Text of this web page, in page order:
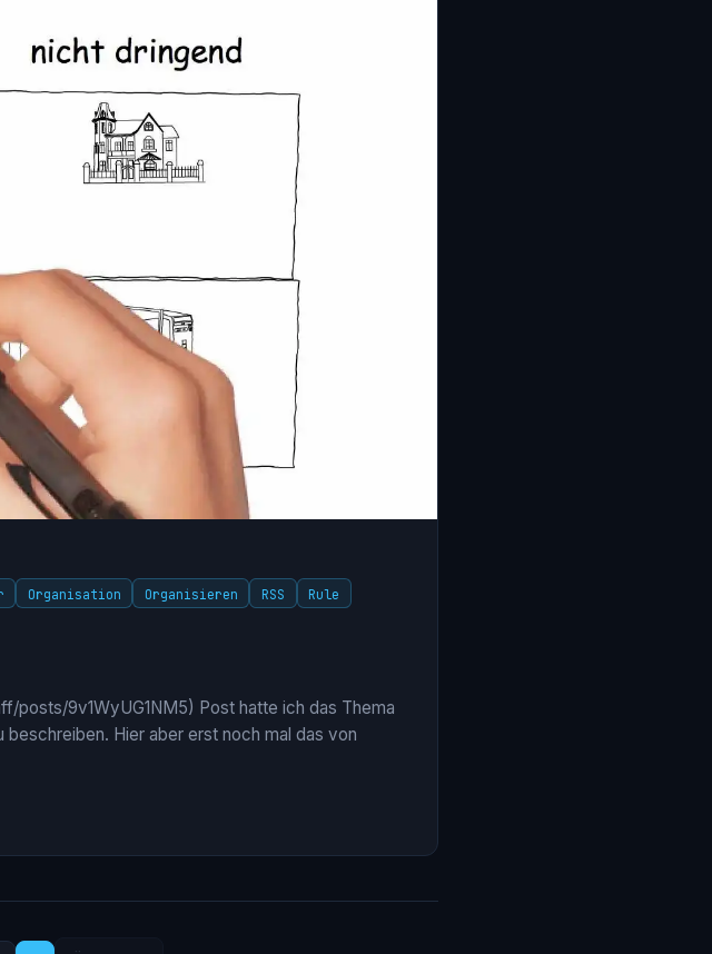
Organisation Organisieren RSS
Rule
9v1WyUG1NM5) Post hatte ich das Thema
Hier aber erst noch mal das von